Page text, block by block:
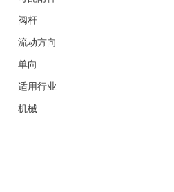
阀杆
流动方向
单向
适用行业
机械